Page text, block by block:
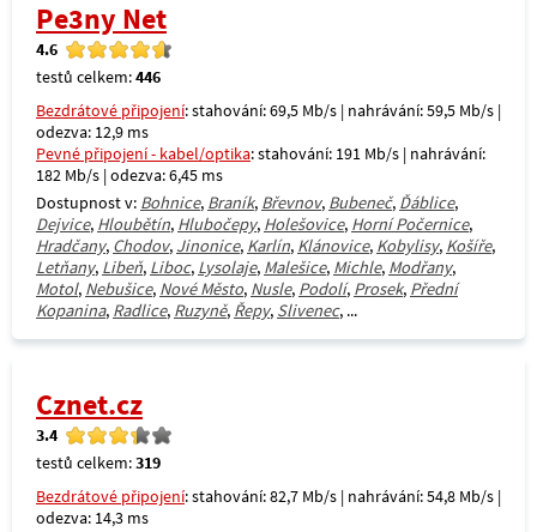
Pe3ny Net
4.6
testů celkem:446
Bezdrátové připojení: stahování: 69,5 Mb/s | nahrávání: 59,5 Mb/s |
odezva: 12,9 ms
Pevné připojení - kabel/optika: stahování: 191 Mb/s | nahrávání:
182 Mb/s | odezva: 6,45 ms
Dostupnost v: Bohnice, Braník, Břevnov, Bubeneč, Ďáblice,
Dejvice, Hloubětín, Hlubočepy, Holešovice, Horní Počernice,
Hradčany, Chodov, Jinonice, Karlín, Klánovice, Kobylisy, Košíře,
Letňany, Libeň, Liboc, Lysolaje, Malešice, Michle, Modřany,
Motol, Nebušice, Nové Město, Nusle, Podolí, Prosek, Přední
Kopanina, Radlice, Ruzyně, Řepy, Slivenec, ...
Cznet.cz
3.4
testů celkem:319
Bezdrátové připojení: stahování: 82,7 Mb/s | nahrávání: 54,8 Mb/s |
odezva: 14,3 ms